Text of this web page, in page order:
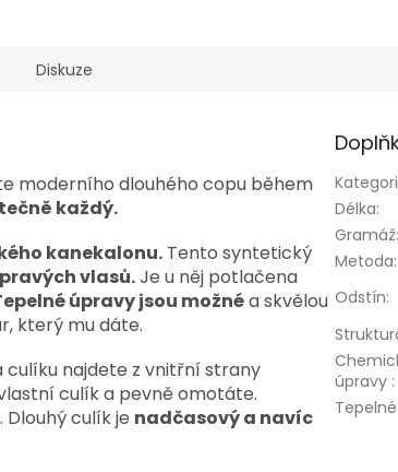
Diskuze
moderního dlouhého copu během
každý.
kanekalonu. Tento syntetický
vlasů.Je u něj potlačena
úpravy jsou možnéa skvělou
který mu dáte.
culíku najdete z vnitřní strany
culík a pevně omotáte.
culík je nadčasový a navíc
Délka:
Gramáž:
Metoda:
Odstín:
úpravy :